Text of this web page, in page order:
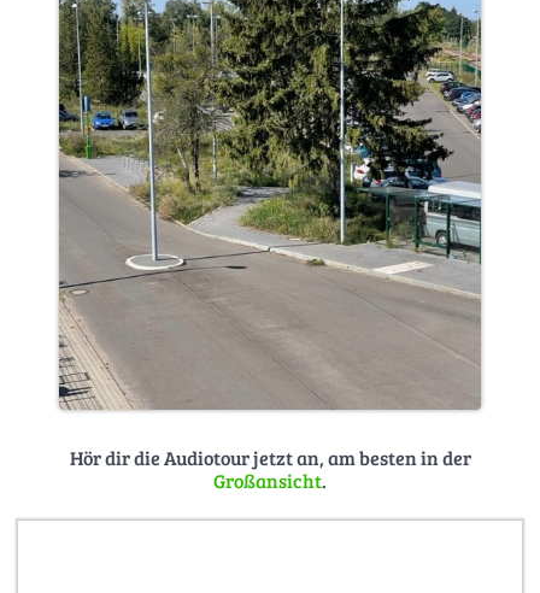
Hör dir die Audiotour jetzt an, am besten in der
Großansicht.